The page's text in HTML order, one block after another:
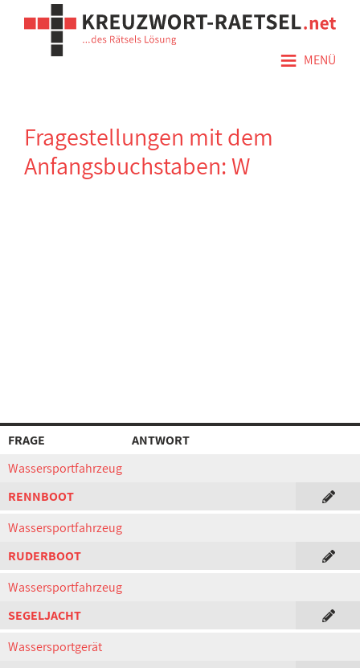
≡ MENÜ
Fragestellungen mit dem
Anfangsbuchstaben: W
FRAGE
ANTWORT
Wassersportfahrzeug
RENNBOOT
Wassersportfahrzeug
RUDERBOOT
Wassersportfahrzeug
SEGELJACHT
Wassersportgerät